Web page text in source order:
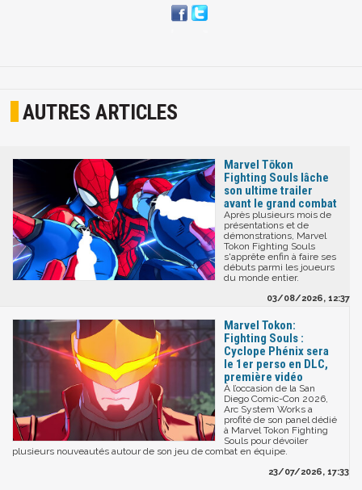
AUTRES ARTICLES
Marvel Tōkon
Fighting Souls lâche
son ultime trailer
avant le grand combat
Après plusieurs mois de
présentations et de
démonstrations, Marvel
Tokon Fighting Souls
s'apprête enfin à faire ses
débuts parmi les joueurs
du monde entier.
03/08/2026, 12:37
Marvel Tokon:
Fighting Souls :
Cyclope Phénix sera
le 1er perso en DLC,
première vidéo
À l’occasion de la San
Diego Comic-Con 2026,
Arc System Works a
profité de son panel dédié
à Marvel Tokon Fighting
Souls pour dévoiler
plusieurs nouveautés autour de son jeu de combat en équipe.
23/07/2026, 17:33